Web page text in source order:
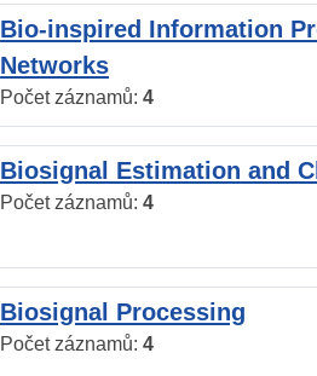
Bio-inspired Information
Networks
Počet záznamů: 4
Biosignal Estimation and
Počet záznamů: 4
Biosignal Processing
Počet záznamů: 4